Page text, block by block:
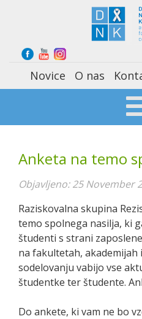
Select your language
Novice O nas
Anketa na temo
Objavljeno: 25 November
Raziskovalna skupina
temo spolnega nasilja, ki
študenti s strani
na fakultetah, akademijah
sodelovanju vabijo vse
študentke ter študente.
Do ankete, ki vam ne bo